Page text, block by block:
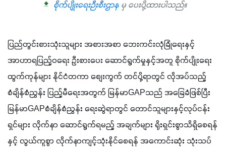
စိုက်ပျိုးရေးဉီးစီးဌာန မှ ပေးပို့ထားပါသည်။
ပြည်တွင်းစားသုံးသူများ အစားအစာ ဘေးကင်းလုံခြုံရေးနှင့်
အာဟာရပြည့်ဝရေး ဦးစားပေး ဆောင်ရွက်မှုနှင့်အတူ စိုက်ပျိုးရေး
ထွက်ကုန်များ နိုင်ငံတကာ စျေးကွက် တင်ပို့ရာတွင် လိုအပ်သည့်
စံချိန်စံညွှန်း ပြည့်မီရေးအတွက် မြန်မာGAPသည် အခြေခံဖြစ်ပြီး
မြန်မာGAPစံချိန်စံညွှန်း ရေးဆွဲရာတွင် တောင်သူများနှင့်လုပ်ငန်း
ရှင်များ လိုက်နာ ဆောင်ရွက်ရမည့် အချက်များ ရိုးရှင်းစွာသိရှိစေရန်
နှင့် လွယ်ကူစွာ လိုက်နာကျင့်သုံးနိုင်စေရန် အကောင်းဆုံး သုံးသပ်